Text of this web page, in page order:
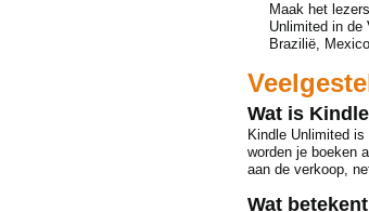
Maak het
Unlimited in de
Brazilië,
Wat is
Kindle Unlimited
worden je boeken
aan de verkoop,
Wat